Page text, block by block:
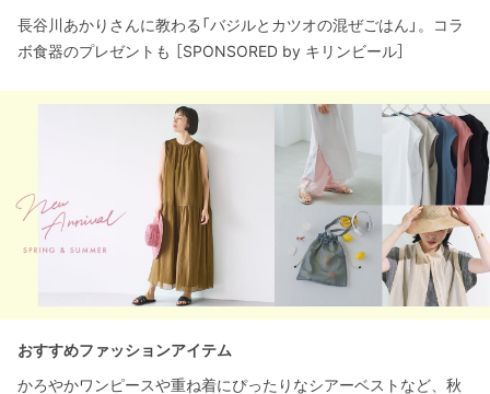
長谷川あかりさんに教わる「バジルとカツオの混ぜごはん」。コラ
ボ食器のプレゼントも ［SPONSORED by キリンビール］
おすすめファッションアイテム
かろやかワンピースや重ね着にぴったりなシアーベストなど、秋